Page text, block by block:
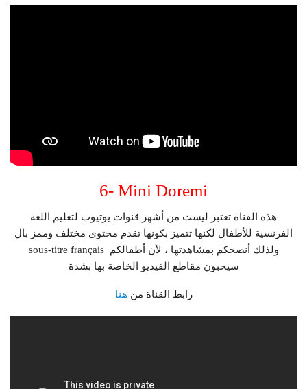
6- Mini Doremi
هذه القناة تعتبر ليست من أشهر قنوات يوتيوب لتعليم اللغة
الفرنسية للأطفال لكنها تتميز بكونها تقدم محتوى مختلف وممز بال
sous-titre français ولذلك أنصحكم بمشاهدتها ، لأن أطفالكم
سيحبون مقاطع الفيديو الخاصة بها بشدة
رابط القناة من هنا